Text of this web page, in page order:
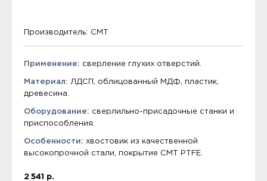
Производитель: CMT
Применение: сверление глухих отверстий.
Материал: ЛДСП, облицованный МДФ, пластик,
древесина.
Оборудование: сверлильно-присадочные станки и
приспособления.
Особенности: хвостовик из качественной
высокопрочной стали, покрытие СМТ PTFE.
2 541 р.